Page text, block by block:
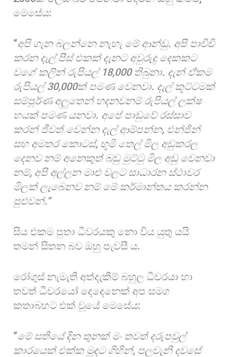
මෙසේය:
“අපි ගැන බලන්නෙ නැහැ මේ ආන්ඩු. අපි පාවිචි
කරන දැල් පීස් එකක් දැනට අවුරුදු දෙකකට
වගේ කලින් රුපියල් 18,000 තිබුනා. දැන් ඒ්කම
රුපියල් 30,000ක් පමණ වෙනවා. දැල් කූට්ටමක්
සම්පූර්ණ අලුතෙන් හදනවනම් රුපියල් ලක්ෂ
හයක් පමණ යනවා. අපේ පාඩුවේ රස්සාව
කරන් ජීවත් වෙන්න දැල් ආම්පන්න, එන්ජින්
සහ අමතර කොටස්, භූමි තෙල් මිල අඩුකරල
දෙනව නම් අනෙකුත් බඩු මුට්ටු මිල අඩු වෙනවා
නම්, අපි අල්ලන මාළු වලට සාධාරන ස්ථාවර
මිලක් ලැබෙනව නම් මේ කර්මාන්තය කරන්න
පුළුවන්.”
සිය එකම පුතා ධීවරයකු නො විය යුතු යයි
තමන් සිතන බව ඔහු පැවසී ය.
රෝගුස් නැමැති අත්දැකීම් බහුල ධීවරයා හා
තවත් ධීවරයෝ දෙදෙනෙක් අප සමග
කතාබහට එක් වූයේ මෙසේය:
“මේ සතියේ දින තුනක් මං තවත් දරුපවුල්
කාරයෙක් එක්ක මූදට ගිහින්, පලවැනි දවසේ